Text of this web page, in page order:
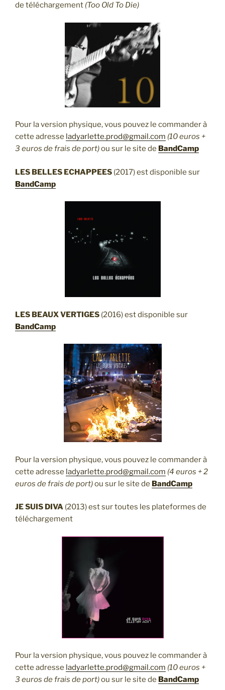
de téléchargement (Too Old To Die)
Pour la version physique, vous pouvez le commander à
cette adresse ladyarlette.prod@gmail.com (10 euros +
3 euros de frais de port)ou sur le site de BandCamp
LES BELLES ECHAPPEES (2017) est disponible sur
BandCamp
LES BEAUX VERTIGES (2016) est disponible sur
BandCamp
Pour la version physique, vous pouvez le commander à
cette adresse ladyarlette.prod@gmail.com (4 euros + 2
euros de frais de port)ou sur le site de BandCamp
JE SUIS DIVA (2013) est sur toutes les plateformes de
téléchargement
Pour la version physique, vous pouvez le commander à
cette adresse ladyarlette.prod@gmail.com (10 euros +
3 euros de frais de port)ou sur le site de BandCamp